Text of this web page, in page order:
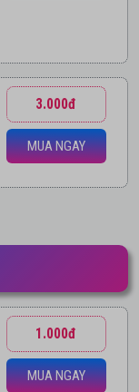
3.000đ
MUA NGAY
1.000đ
MUA NGAY